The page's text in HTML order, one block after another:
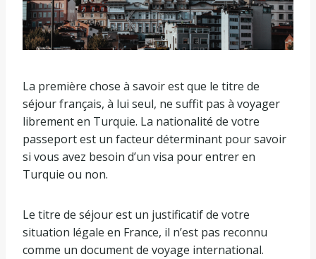
La première chose à savoir est que le titre de
séjour français, à lui seul, ne suffit pas à voyager
librement en Turquie. La nationalité de votre
passeport est un facteur déterminant pour savoir
si vous avez besoin d’un visa pour entrer en
Turquie ou non.
Le titre de séjour est un justificatif de votre
situation légale en France, il n’est pas reconnu
comme un document de voyage international.